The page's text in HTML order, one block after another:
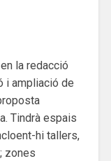
la redacció
i ampliació de
Tindrà espais
hi tallers,
zones